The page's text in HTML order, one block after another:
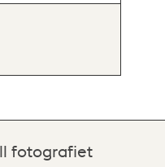
fotografiet